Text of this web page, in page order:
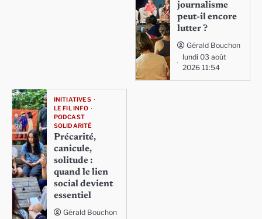
journalisme
peut-il encore
lutter ?
Gérald Bouchon
lundi 03 août
2026 11:54
INITIATIVES
LE FIL INFO
PODCAST
SOLIDARITÉ
Précarité,
canicule,
solitude :
quand le lien
social devient
essentiel
Gérald Bouchon